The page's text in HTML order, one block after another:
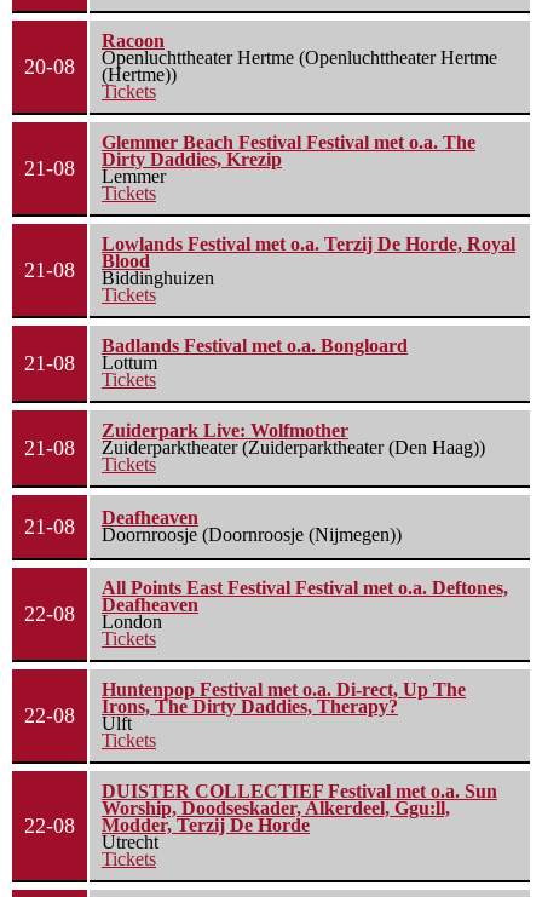
20-08
Racoon
Openluchttheater Hertme (Openluchttheater Hertme
(Hertme))
Tickets
21-08
Glemmer Beach Festival Festival met o.a. The
Dirty Daddies, Krezip
Lemmer
Tickets
21-08
Lowlands Festival met o.a. Terzij De Horde, Royal
Blood
Biddinghuizen
Tickets
21-08
Badlands Festival met o.a. Bongloard
Lottum
Tickets
21-08
Zuiderpark Live: Wolfmother
Zuiderparktheater (Zuiderparktheater (Den Haag))
Tickets
21-08
Deafheaven
Doornroosje (Doornroosje (Nijmegen))
22-08
All Points East Festival Festival met o.a. Deftones,
Deafheaven
London
Tickets
22-08
Huntenpop Festival met o.a. Di-rect, Up The
Irons, The Dirty Daddies, Therapy?
Ulft
Tickets
22-08
DUISTER COLLECTIEF Festival met o.a. Sun
Worship, Doodseskader, Alkerdeel, Ggu:ll,
Modder, Terzij De Horde
Utrecht
Tickets